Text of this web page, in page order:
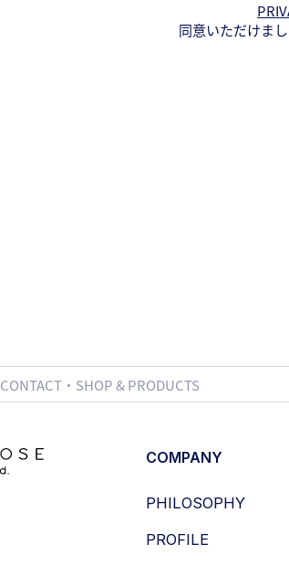
同意いただけま
CONTACT・SHOP & PRODUCTS
COMPANY
PHILOSOPHY
PROFILE